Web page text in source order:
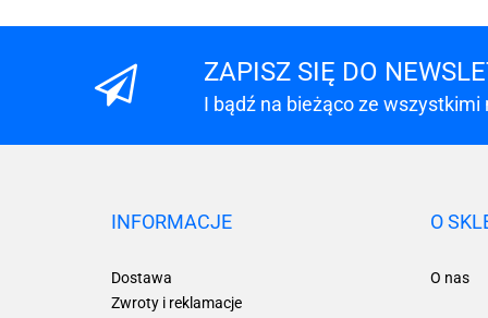
ZAPISZ SIĘ DO
I bądź na bieżąco ze wszystkimi
INFORMACJE
Dostawa
Zwroty i reklamacje
O
O nas